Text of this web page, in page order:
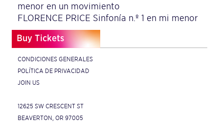
menor en un movimiento
FLORENCE PRICE Sinfonía n.º 1 en mi menor
Buy Tickets
CONDICIONES GENERALES
POLÍTICA DE PRIVACIDAD
JOIN US
12625 SW CRESCENT ST
BEAVERTON, OR 97005